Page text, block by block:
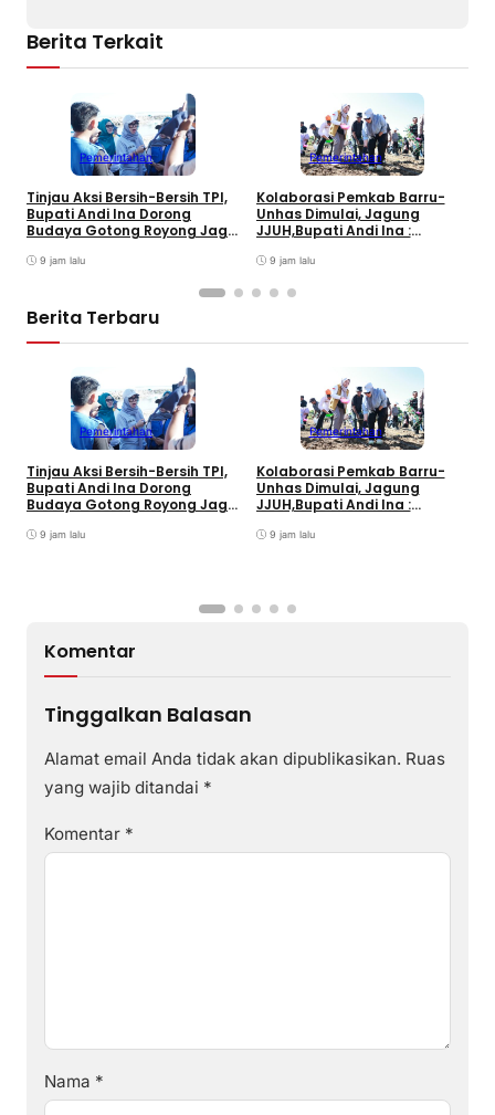
Berita Terkait
Pemerintahan
Tinjau Aksi Bersih-Bersih TPI,
Bupati Andi Ina Dorong
Budaya Gotong Royong Jaga
9 jam lalu
Pemerintahan
Kolaborasi Pemkab Barru-
Unhas Dimulai, Jagung
JJUH,Bupati Andi Ina :
Petani
9 jam lalu
Berita Terbaru
Pemerintahan
Tinjau Aksi Bersih-Bersih TPI,
Bupati Andi Ina Dorong
Budaya Gotong Royong Jaga
9 jam lalu
Pemerintahan
Kolaborasi Pemkab Barru-
Unhas Dimulai, Jagung
JJUH,Bupati Andi Ina :
Petani
9 jam lalu
Komentar
Tinggalkan Balasan
Alamat email Anda tidak akan dipublikasikan. Ruas
yang wajib ditandai *
Komentar *
Nama *